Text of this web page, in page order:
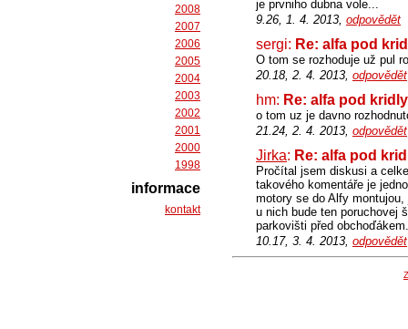
je prvniho dubna vole...
9.26, 1. 4. 2013, odpovědět
sergi: Re: alfa pod
O tom se rozhoduje už pul
20.18, 2. 4. 2013, odpovědět
hm: Re: alfa pod
o tom uz je davno
21.24, 2. 4. 2013, odpovědět
Jirka: Re: alfa pod
Pročítal jsem diskusi a
takového komentáře je
motory se do Alfy
u nich bude ten poruchovej
parkovišti před obchoďákem.
10.17, 3. 4. 2013, odpovědět
2008
2007
2006
2005
2004
2003
2002
2001
2000
1998
informace
kontakt